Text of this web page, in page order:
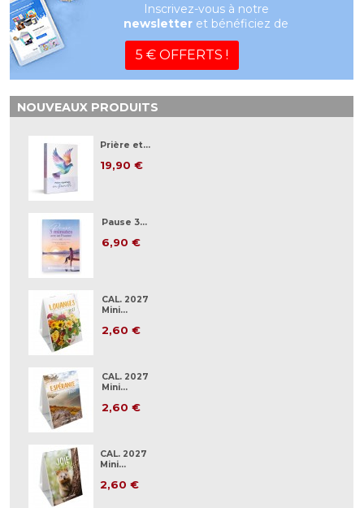
Inscrivez-vous à notre
newsletter et bénéficiez de
5 € OFFERTS !
NOUVEAUX PRODUITS
Prière et...
19,90 €
Pause 3...
6,90 €
CAL. 2027
Mini...
2,60 €
CAL. 2027
Mini...
2,60 €
CAL. 2027
Mini...
2,60 €